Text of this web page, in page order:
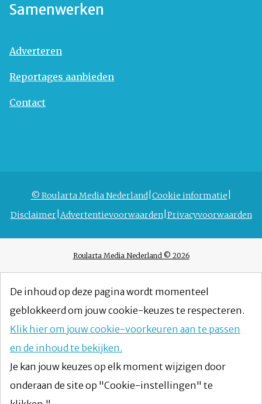
Samenwerken
Adverteren
Reportages aanbieden
Contact
© Roularta Media Nederland Cookie informatie
Disclaimer Advertentievoorwaarden Privacyvoorwaarden
Roularta Media Nederland © 2026
De inhoud op deze pagina wordt momenteel
geblokkeerd om jouw cookie-keuzes te respecteren.
Klik hier om jouw cookie-voorkeuren aan te passen
en de inhoud te bekijken.
Je kan jouw keuzes op elk moment wijzigen door
onderaan de site op "Cookie-instellingen" te